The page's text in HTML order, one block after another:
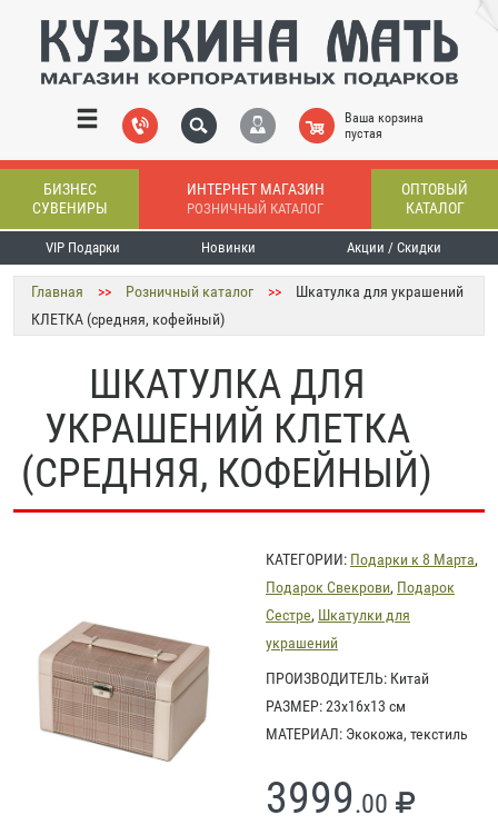
Ваша корзина
пустая
БИЗНЕС
СУВЕНИРЫ
ИНТЕРНЕТ МАГАЗИН
РОЗНИЧНЫЙ КАТАЛОГ
ОПТОВЫЙ
КАТАЛОГ
VIP Подарки Новинки Акции / Скидки
Главная >> Розничный каталог >>
Шкатулка для украшений
КЛЕТКА (средняя, кофейный)
ШКАТУЛКА ДЛЯ
УКРАШЕНИЙ КЛЕТКА
(СРЕДНЯЯ, КОФЕЙНЫЙ)
КАТЕГОРИИ: Подарки к 8 Марта,
Подарок Свекрови, Подарок
Сестре, Шкатулки для
украшений
ПРОИЗВОДИТЕЛЬ: Китай
РАЗМЕР: 23х16х13 см
МАТЕРИАЛ: Экокожа, текстиль
3999.00